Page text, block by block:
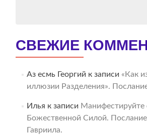
СВЕЖИЕ
Аз есмь Георгий к записи «Как
иллюзии Разделения».
Илья к записи Манифестируйте
Божественной Силой.
Гавриила.